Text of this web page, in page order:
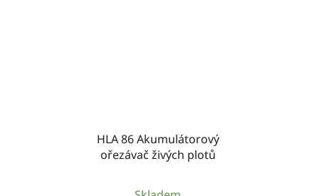
HLA 86 Akumulátorový
ořezávač živých plotů